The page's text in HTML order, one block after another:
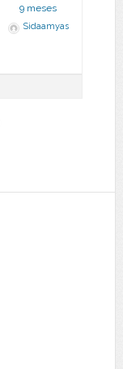
9 meses
Sidaamyas